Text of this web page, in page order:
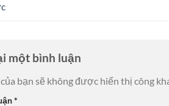
một bình luận
bạn sẽ không được hiển thị công
*